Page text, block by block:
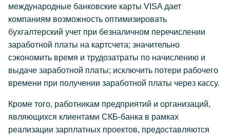
международные банковские карты VISA дает
компаниям возможность оптимизировать
бухгалтерский учет при безналичном перечислении
заработной платы на картсчета; значительно
сэкономить время и трудозатраты по начислению и
выдаче заработной платы; исключить потери рабочего
времени при получении заработной платы через кассу.
Кроме того, работникам предприятий и организаций,
являющихся клиентами СКБ-банка в рамках
реализации зарплатных проектов, предоставляются